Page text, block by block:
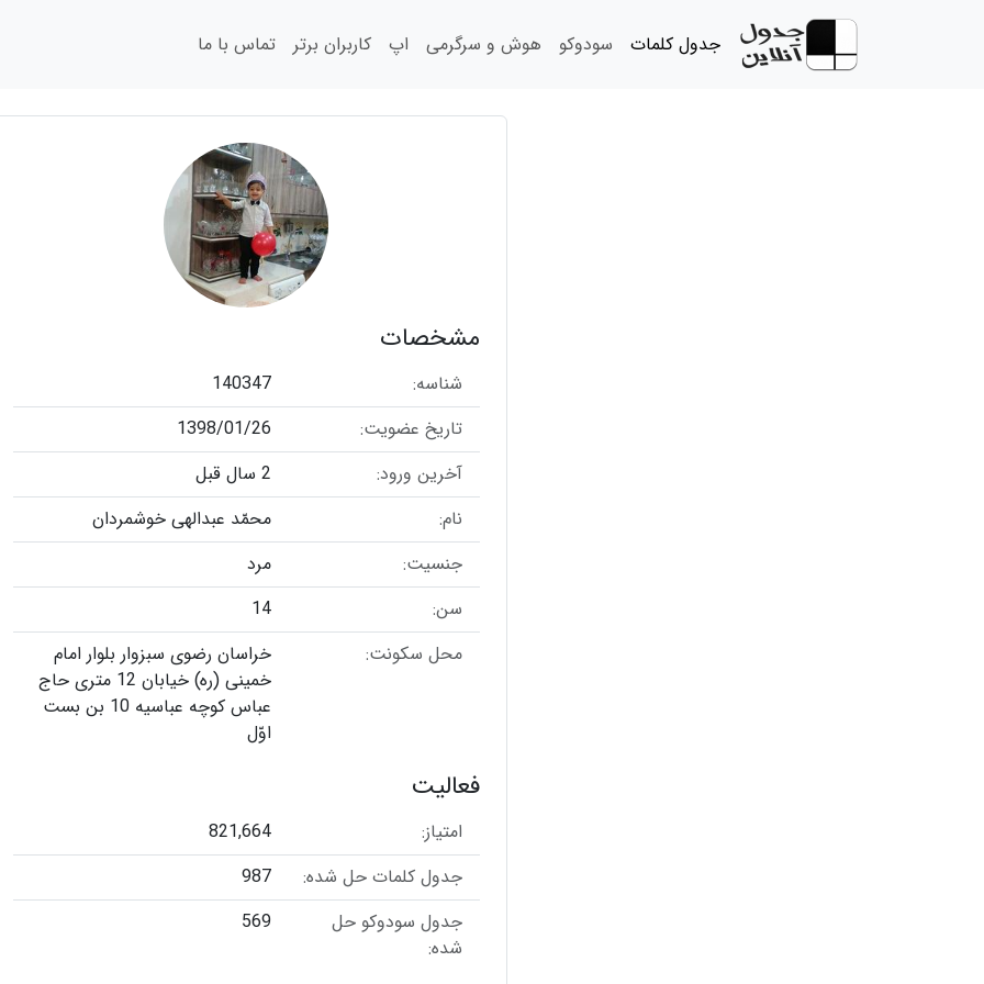
جدول کلمات سودوکو هوش و سرگرمی اپ کاربران برتر تماس با ما
مشخصات
شناسه:
140347
تاریخ عضویت:
1398/01/26
آخرین ورود:
2 سال قبل
نام:
محمّد عبدالهی خوشمردان
جنسیت:
مرد
سن:
14
محل سکونت:
خراسان رضوی سبزوار بلوار امام
خمینی (ره) خیابان 12 متری حاج
عباس کوچه عباسیه 10 بن بست
اوّل
فعالیت
امتیاز:
821,664
جدول کلمات حل شده:
987
جدول سودوکو حل
شده:
569